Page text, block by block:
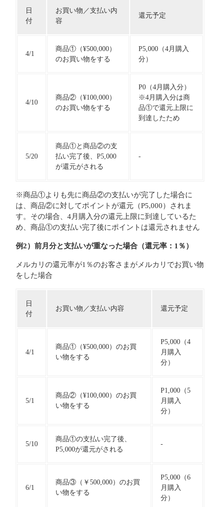
日
付
お買い物／支払い内
容
還元予定
4/1
商品①（¥500,000）
のお買い物をする
P5,000（4月購入
分）
4/10
商品②（¥100,000）
のお買い物をする
P0（4月購入分）
※4月購入分は商
品①で還元上限に
到達したため
5/20
商品①と商品②の支
払い完了後、P5,000
が還元がされる
-
※商品①よりも先に商品②の支払いが完了した場合に
は、商品②に対してポイントが還元（P5,000）されま
す。その場合、4月購入分の還元上限に到達しているた
め、商品①の支払い完了後にポイントは還元されません
例2）前月分と支払いが重なった場合（還元率：1％）
メルカリの還元率が1％のお客さまがメルカリでお買い物
をした場合
日
付
お買い物／支払い内容 還元予定
4/1
商品①（¥500,000）のお買
い物をする
P5,000（4
月購入
分）
5/1
商品②（¥100,000）のお買
い物をする
P1,000（5
月購入
分）
5/10
商品①の支払い完了後、
P5,000が還元がされる
-
6/1
商品③（￥500,000）のお買
い物をする
P5,000（6
月購入
分）